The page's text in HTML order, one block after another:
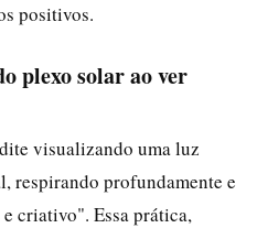
positivos.
plexo solar ao ver
visualizando uma luz
respirando profundamente e
criativo". Essa prática,